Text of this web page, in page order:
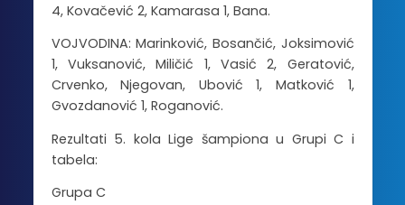
4, Kovačević 2, Kamarasa 1, Bana.
VOJVODINA: Marinković, Bosančić, Joksimović
1, Vuksanović, Miličić 1, Vasić 2, Geratović,
Crvenko, Njegovan, Ubović 1, Matković 1,
Gvozdanović 1, Roganović.
Rezultati 5. kola Lige šampiona u Grupi C i
tabela:
Grupa C